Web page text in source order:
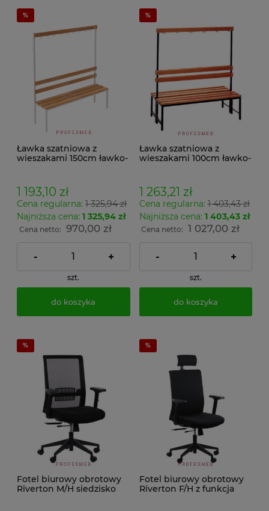
Ławka szatniowa z
wieszakami 150cm ławko-
1 193,10 zł
Cena regularna: 1 325,94 zł
Najniższa cena: 1 325,94 zł
Cena netto: 970,00 zł
- +
szt.
do koszyka
Ławka szatniowa z
wieszakami 100cm ławko-
1 263,21 zł
Cena regularna:1 403,43 zł
Najniższa cena: 1 403,43 zł
Cena netto: 1 027,00 zł
- +
szt.
do koszyka
Fotel biurowy obrotowy
Riverton M/H siedzisko
Fotel biurowy obrotowy
Riverton F/H z funkcja